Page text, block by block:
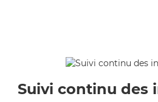
Suivi continu des